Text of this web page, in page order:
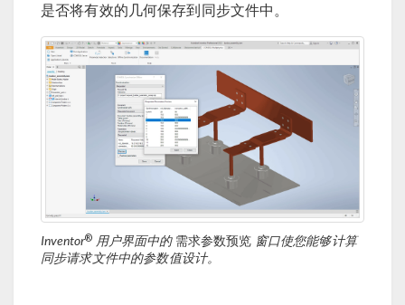
是否将有效的几何保存到同步文件中。
Inventor® 用户界面中的 需求参数预览 窗口使您能够计算
同步请求文件中的参数值设计。